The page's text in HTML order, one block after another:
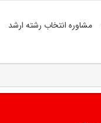
مشاوره انتخاب رشته ارشد